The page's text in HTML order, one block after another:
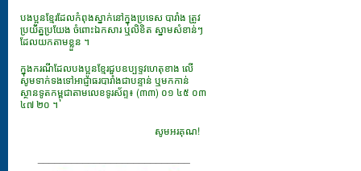
បងប្អូនខ្មែរដែលកំពុងស្នាក់នៅក្នុងប្រទេស បារាំង ត្រូវ
ប្រយ័ត្នប្រយែង ចំពោះឯកសារ​ ឬលិខិត ស្នាមសំខាន់ៗ
ដែលយកតាមខ្លួន ។
ក្នុងករណីដែលបងប្អូនខ្មែរជួបឧប្បទ្ទវហេតុខាង លើ
សូមទាក់ទងទៅអាជ្ញាធរបារាំងជាបន្ទាន់ ឬមកកាន់
ស្ថានទូតកម្ពុជាតាមលេខទូរស័ព្ទ៖ (៣៣) ០១ ៤៥ ០៣
៤៧ ២០ ។
សូមអរគុណ!